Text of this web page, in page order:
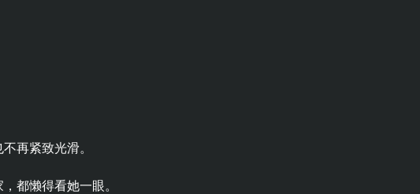
再紧致光滑。
都懒得看她一眼。